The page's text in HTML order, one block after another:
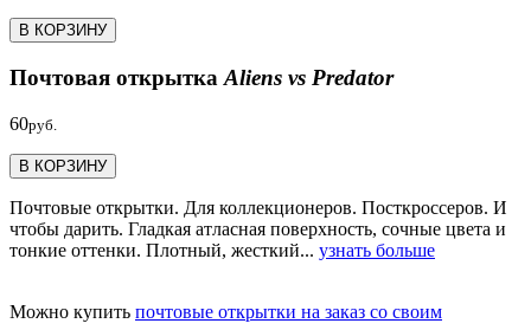
В КОРЗИНУ
Почтовая открытка Aliens vs Predator
60руб.
В КОРЗИНУ
Почтовые открытки. Для коллекционеров. Посткроссеров. И
чтобы дарить. Гладкая атласная поверхность, сочные цвета и
тонкие оттенки. Плотный, жесткий... узнать больше
Можно купить почтовые открытки на заказ со своим